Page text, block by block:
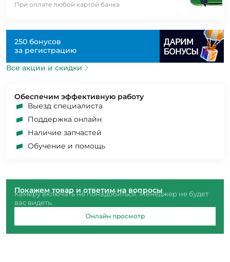
При оплате любой картой банка
250 бонусов
за регистрацию
Все акции и скидки
Обеспечим эффективную работу
Выезд специалиста
Поддержка онлайн
Наличие запчастей
Обучение и помощь
Покажем товар и ответим на вопросы
Камеру включать не понадобиться. Менеджер не будет
вас видеть.
Онлайн просмотр